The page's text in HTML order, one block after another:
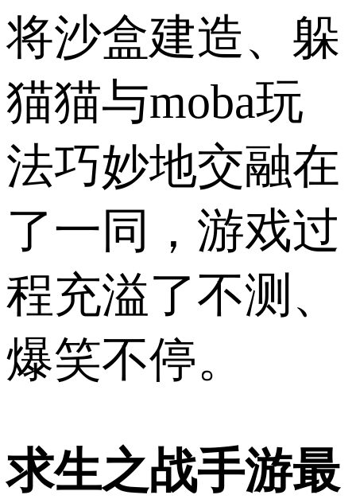
将沙盒建造、躲
猫猫与moba玩
法巧妙地交融在
了一同，游戏过
程充溢了不测、
爆笑不停。
求生之战手游最